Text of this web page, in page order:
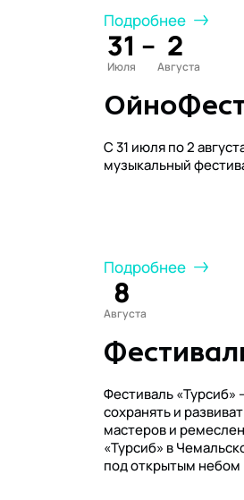
Подробнее
31
Июля
– 2
Августа
С 31 июля по 2
музыкальный
Подробнее
8
Августа
Фестиваль
сохранять и
мастеров и
«Турсиб» в
под открытым небом